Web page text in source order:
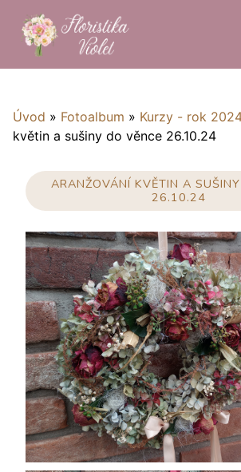
Úvod » Fotoalbum » Kurzy - rok
květin a sušiny do věnce 26.10.24
ARANŽOVÁNÍ KVĚTIN A
26.10.24